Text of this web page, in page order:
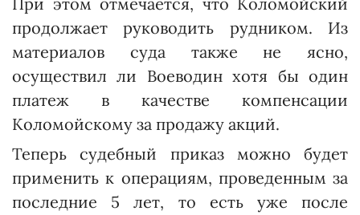
продолжает руководить рудником. Из
материалов суда также не ясно,
осуществил ли Воеводин хотя бы один
платеж в качестве компенсации
Коломойскому за продажу акций.
Теперь судебный приказ можно будет
применить к операциям, проведенным за
последние 5 лет, то есть уже после